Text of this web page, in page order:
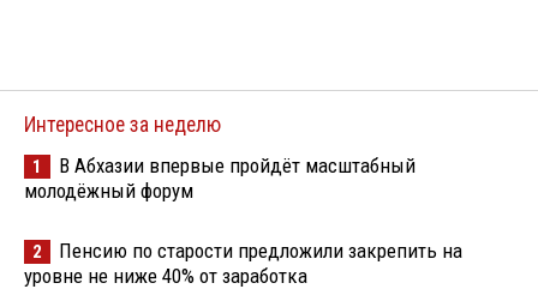
Интересное за неделю
1
В Абхазии впервые пройдёт масштабный
молодёжный форум
2
Пенсию по старости предложили закрепить на
уровне не ниже 40% от заработка